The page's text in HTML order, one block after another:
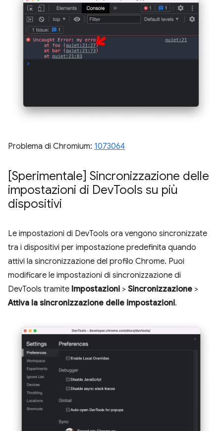
Problema di Chromium: 1073064
[Sperimentale] Sincronizzazione delle
impostazioni di DevTools su più
dispositivi
Le impostazioni di DevTools ora vengono sincronizzate
tra i dispositivi per impostazione predefinita quando
attivi la sincronizzazione del profilo Chrome. Puoi
modificare le impostazioni di sincronizzazione di
DevTools tramite Impostazioni > Sincronizzazione >
Attiva la sincronizzazione delle impostazioni.